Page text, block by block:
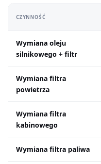
CZYNNOŚĆ
Wymiana oleju
silnikowego + filtr
Wymiana filtra
powietrza
Wymiana filtra
kabinowego
Wymiana filtra paliwa